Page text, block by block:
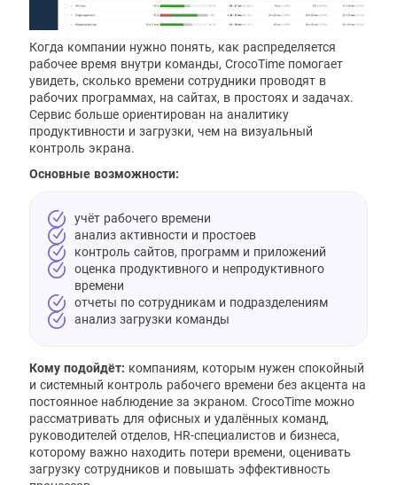
Когда компании нужно понять, как распределяется
рабочее время внутри команды, CrocoTime помогает
увидеть, сколько времени сотрудники проводят в
рабочих программах, на сайтах, в простоях и задачах.
Сервис больше ориентирован на аналитику
продуктивности и загрузки, чем на визуальный
контроль экрана.
Основные возможности:
учёт рабочего времени
анализ активности и простоев
контроль сайтов, программ и приложений
оценка продуктивного и непродуктивного
времени
отчеты по сотрудникам и подразделениям
анализ загрузки команды
Кому подойдёт: компаниям, которым нужен спокойный
и системный контроль рабочего времени без акцента на
постоянное наблюдение за экраном. CrocoTime можно
рассматривать для офисных и удалённых команд,
руководителей отделов, HR-специалистов и бизнеса,
которому важно находить потери времени, оценивать
загрузку сотрудников и повышать эффективность